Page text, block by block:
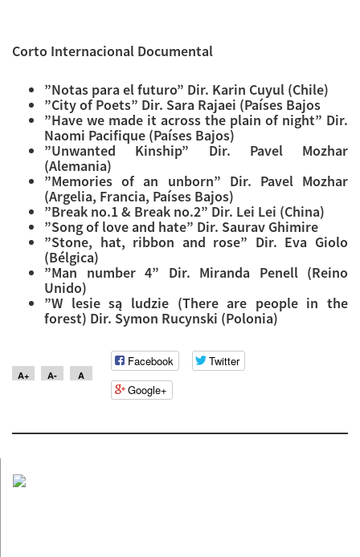
Corto Internacional Documental
”Notas para el futuro” Dir. Karin Cuyul (Chile)
”City of Poets” Dir. Sara Rajaei (Países Bajos
”Have we made it across the plain of night” Dir.
Naomi Pacifique (Países Bajos)
”Unwanted Kinship” Dir. Pavel Mozhar
(Alemania)
”Memories of an unborn” Dir. Pavel Mozhar
(Argelia, Francia, Países Bajos)
”Break no.1 & Break no.2” Dir. Lei Lei (China)
”Song of love and hate” Dir. Saurav Ghimire
”Stone, hat, ribbon and rose” Dir. Eva Giolo
(Bélgica)
”Man number 4” Dir. Miranda Penell (Reino
Unido)
”W lesie są ludzie (There are people in the
forest) Dir. Symon Rucynski (Polonia)
A+ A- A
Facebook
Twitter
Google+